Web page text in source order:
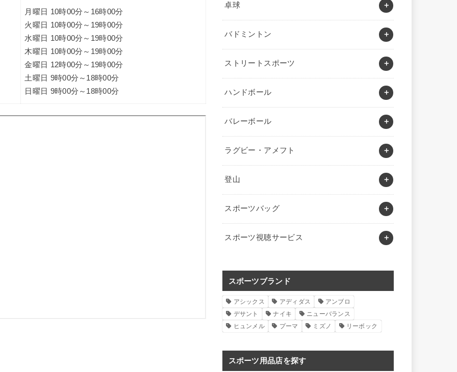
月曜日 10時00分～16時00分
火曜日 10時00分～19時00分
水曜日 10時00分～19時00分
木曜日 10時00分～19時00分
金曜日 12時00分～19時00分
土曜日 9時00分～18時00分
日曜日 9時00分～18時00分
卓球
バドミントン
ストリートスポーツ
ハンドボール
バレーボール
ラグビー・アメフト
登山
スポーツバッグ
スポーツ視聴サービス
スポーツブランド
アシックス アディダス
アンブロ
デサント
ナイキ
ニューバランス
ヒュンメル
プーマ ミズノ リーボック
スポーツ用品店を探す